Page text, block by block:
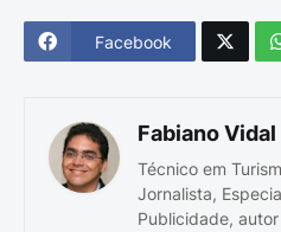
Facebook
Fabiano Vidal
Técnico em
Jornalista,
Publicidade,